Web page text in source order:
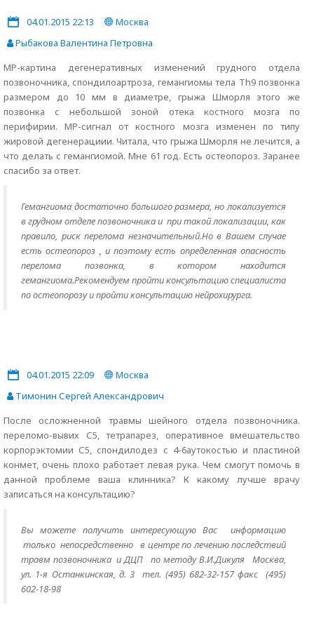
04.01.2015 22:13
Москва
Рыбакова Валентина Петровна
МР-картина дегенеративных изменений грудного отдела
позвоночника, спондилоартроза, гемангиомы тела Th9 позвонка
размером до 10 мм в диаметре, грыжа Шморля этого же
позвонка с небольшой зоной отека костного мозга по
перифирии. МР-сигнал от костного мозга изменен по типу
жировой дегенерациии. Читала, что грыжа Шморля не лечится, а
что делать с гемангиомой. Мне 61 год. Есть остеопороз. Заранее
спасибо за ответ.
Гемангиома достаточно большого размера, но локализуется
в грудном отделе позвоночника и при такой локализации, как
правило, риск перелома незначительный.Но в Вашем случае
есть остеопороз , и поэтому есть определенная опасность
перелома позвонка, в котором находится
гемангиома.Рекомендуем пройти консультацию специалиста
по остеопорозу и пройти консультацию нейрохирурга.
04.01.2015 22:09
Москва
Тимонин Сергей Александрович
После осложненной травмы шейного отдела позвоночника.
переломо-вывих С5, тетрапарез, оперативное вмешательство
корпорэктомии С5, спондилодез с 4-6аутокостью и пластиной
конмет, очень плохо работает левая рука. Чем смогут помочь в
данной проблеме ваша клинника? К какому лучше врачу
записаться на консультацию?
Вы можете получить интересующую Вас информацию
только непосредственно в центре по лечению последствий
травм позвоночника и ДЦП по методу В.И.Дикуля Москва,
ул. 1-я Останкинская, д. 3 тел. (495) 682-32-157 факс (495)
602-18-98